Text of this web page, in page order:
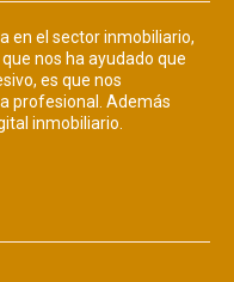
en el sector inmobiliario,
nos ha ayudado que
es que nos
profesional. Además
inmobiliario.